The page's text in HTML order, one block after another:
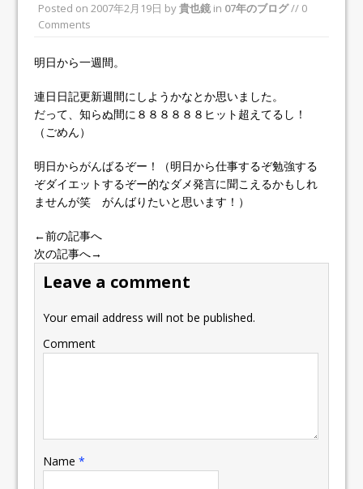
Posted on2007年2月19日 by貴也鏡 in 07年のブログ// 0
Comments
明日から一週間。
連日日記更新週間にしようかなとか思いました。
だって、知らぬ間に８８８８８８ヒット超えてるし！
（ごめん）
明日からがんばるぞー！（明日から仕事するぞ勉強する
ぞダイエットするぞー的なダメ発言に聞こえるかもしれ
ませんが笑 がんばりたいと思います！）
←前の記事へ
次の記事へ→
Leave a comment
Your email address will not be published.
Comment
Name*